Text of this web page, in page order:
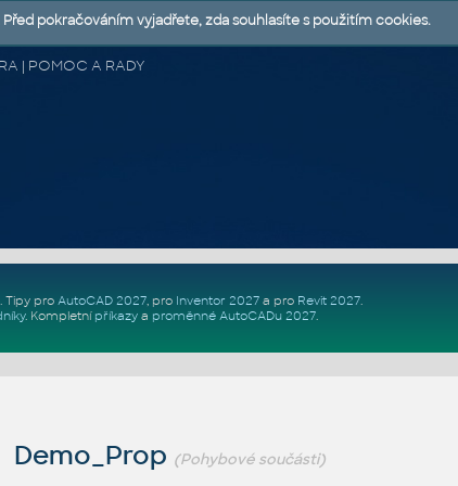
| POMOC A RADY
. Tipy pro AutoCAD 2027, pro Inventor 2027a pro Revit 2027.
. Kompletní příkazya proměnné AutoCADu 2027.
(Pohybové součásti)
pokračováním vyjadřete, zda souhlasíte s použitím cookies.